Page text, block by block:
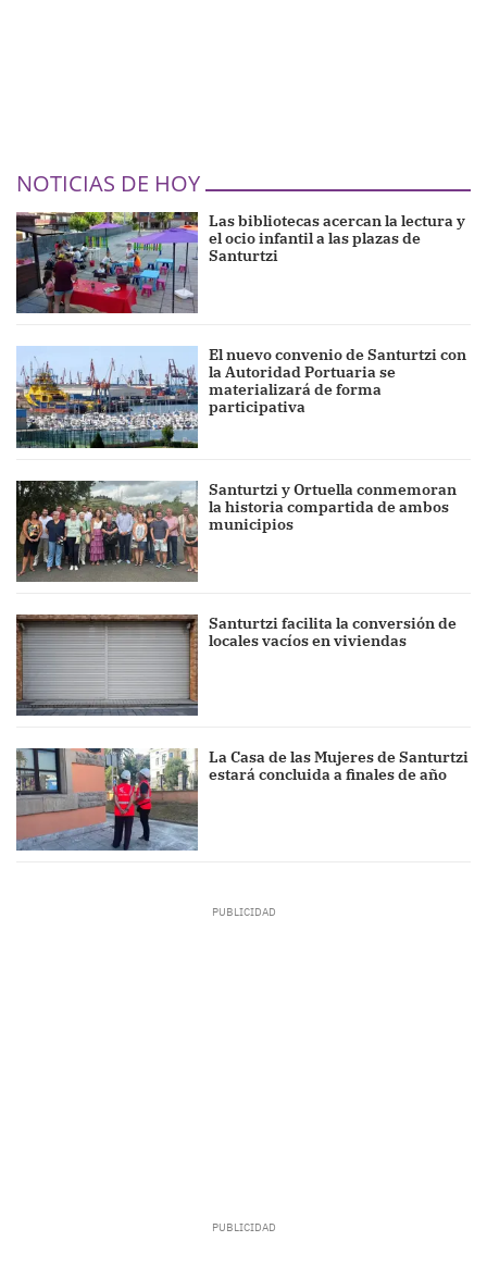
NOTICIAS DE HOY
Las bibliotecas acercan la lectura y
el ocio infantil a las plazas de
Santurtzi
El nuevo convenio de Santurtzi con
la Autoridad Portuaria se
materializará de forma
participativa
Santurtzi y Ortuella conmemoran
la historia compartida de ambos
municipios
Santurtzi facilita la conversión de
locales vacíos en viviendas
La Casa de las Mujeres de Santurtzi
estará concluida a finales de año